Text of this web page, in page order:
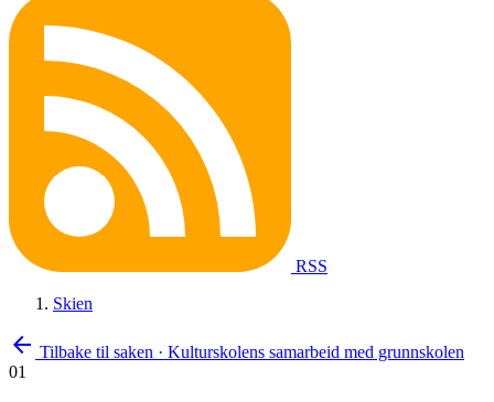
RSS
Skien
arrow_back Tilbake til saken · Kulturskolens samarbeid med grunnskolen
01